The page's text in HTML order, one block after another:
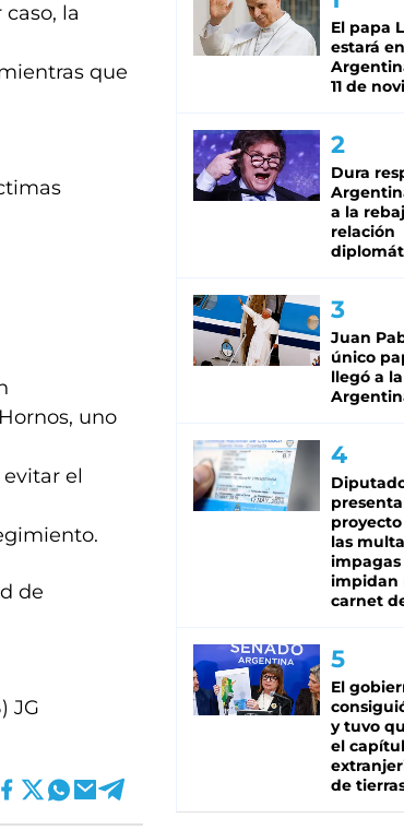
la
que
uno
el
de
JG
El papa
estará
11 de
Dura
a la
relación
Juan
único
llegó a la
las
impagas
impidan
carnet
El
y tuvo
el
de